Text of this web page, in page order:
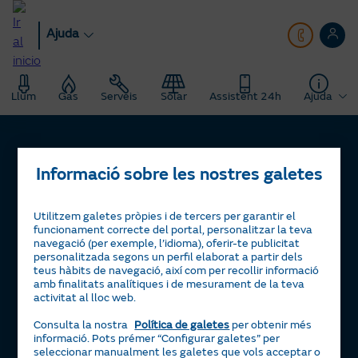
Anar
contingut
principal
Ajuda
Llum Gas Serveis Solar Assistent 24h Ajuda
Llum i gas
Tarifa Por Uso
Tarifa Noche
Tarifa Dinámica Luz
Alta llum
Alta gas
Calculadora m³ a KWh
Servigas
Servielectric
Servillar
Calderes
Aire condicionat
Solar
Plaques solars
Tarifa Solar
Servisolar
Compensació d’excedents
Bateria Virtual
Beneficis
La teva Àrea Clients
Certificacions d’interès
Ajuda
Preguntes freqüents
Informació sobre les nostres galetes
Utilitzem galetes pròpies i de tercers per garantir el
funcionament correcte del portal, personalitzar la teva
navegació (per exemple, l’idioma), oferir-te publicitat
personalitzada segons un perfil elaborat a partir dels
teus hàbits de navegació, així com per recollir informació
amb finalitats analítiques i de mesurament de la teva
activitat al lloc web.
Consulta la nostra Política de galetes per obtenir més
informació. Pots prémer “Configurar galetes” per
seleccionar manualment les galetes que vols acceptar o